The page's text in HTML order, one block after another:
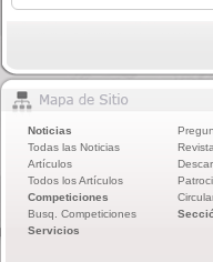
Noticias
Todas las Noticias
Artículos
Todos los Artículos
Competiciones
Busq. Competiciones
Servicios